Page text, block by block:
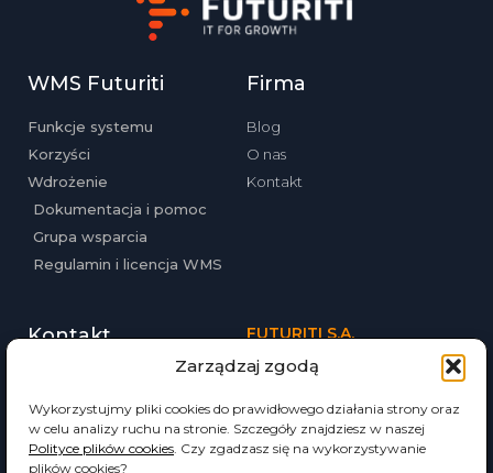
Zarządzaj zgodą
Wykorzystujmy pliki cookies do prawidłowego działania strony oraz
w celu analizy ruchu na stronie. Szczegóły znajdziesz w naszej
Polityce plików cookies. Czy zgadzasz się na wykorzystywanie
plików cookies?
WMS Futuriti
Funkcje systemu
Korzyści
Wdrożenie
Dokumentacja i pomoc
Grupa wsparcia
Regulamin i licencja WMS
Firma
Blog
O nas
Kontakt
Kontakt
Email: biuro@futuriti.pl
FUTURITI S.A.
ul. Babińskiego 69
futuriti.pl